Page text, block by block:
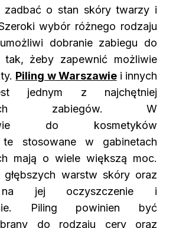
zadbać o stan skóry twarzy i
wybór różnego rodzaju
dobranie zabiegu do
tak, żeby zapewnić możliwie
Piling w Warszawiei innych
jednym z najchętniej
zabiegów. W
do kosmetyków
te stosowane w gabinetach
mają o wiele większą moc.
głębszych warstw skóry oraz
na jej oczyszczenie i
Piling powinien być
do rodzaju cery oraz